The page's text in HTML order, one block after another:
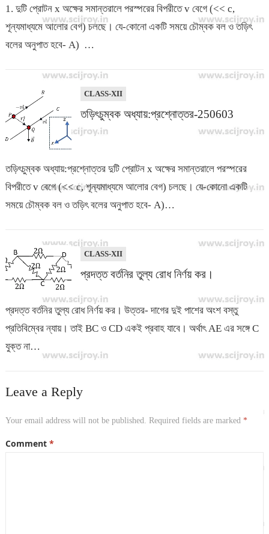
1. দুটি প্রোটন x অক্ষের সমান্তরালে পরস্পরের বিপরীতে v বেগে (<< c,
শূন্যমাধ্যমে আলোর বেগ) চলছে। যে-কোনো একটি সময়ে চৌম্বক বল ও তড়িৎ
বলের অনুপাত হবে- A) …
CLASS-XII
তড়িৎচুম্বক অধ্যায়:প্রশ্নোত্তর-250603
তড়িৎচুম্বক অধ্যায়:প্রশ্নোত্তর দুটি প্রোটন x অক্ষের সমান্তরালে পরস্পরের
বিপরীতে v বেগে (<< c, শূন্যমাধ্যমে আলোর বেগ) চলছে। যে-কোনো একটি
সময়ে চৌম্বক বল ও তড়িৎ বলের অনুপাত হবে- A)…
CLASS-XII
প্রদত্ত বর্তনির তুল্য রোধ নির্ণয় কর।
প্রদত্ত বর্তনির তুল্য রোধ নির্ণয় কর। উত্তর- দাগের দুই পাশের অংশ বস্তু
প্রতিবিম্বের ন্যায়। তাই BC ও CD একই প্রবাহ যাবে। অর্থাৎ AE এর সঙ্গে C
যুক্ত না…
Leave a Reply
Your email address will not be published. Required fields are marked *
Comment *